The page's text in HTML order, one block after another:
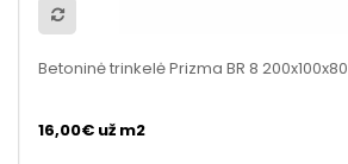
Betoninė trinkelė Prizma BR 8 200x100x80
16,00€ už m2